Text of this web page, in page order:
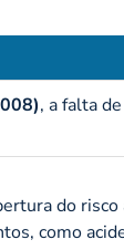
, a falta
do
como